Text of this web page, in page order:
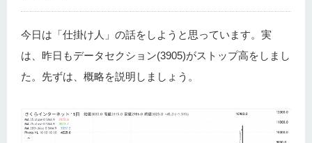
今日は「仕掛け人」の話をしようと思っています。実
は、昨日もデータセクション(3905)がストップ高をしまし
た。先ずは、概略を説明しましょう。